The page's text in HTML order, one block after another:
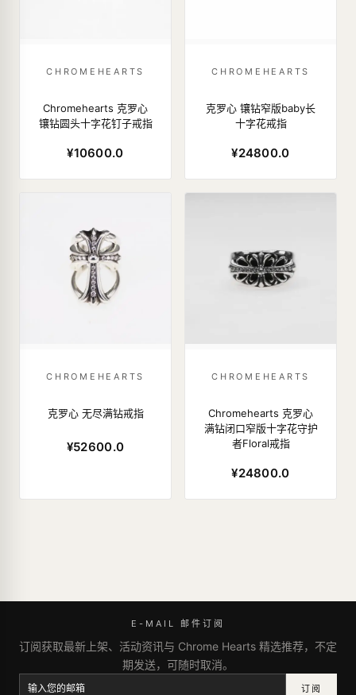
CHROMEHEARTS
Chromehearts 克罗心
镶钻圆头十字花钉子戒指
¥10600.0
CHROMEHEARTS
克罗心 镶钻窄版baby长
十字花戒指
¥24800.0
CHROMEHEARTS
克罗心 无尽满钻戒指
¥52600.0
CHROMEHEARTS
Chromehearts 克罗心
满钻闭口窄版十字花守护
者Floral戒指
¥24800.0
E-MAIL 邮件订阅
订阅获取最新上架、活动资讯与 Chrome Hearts 精选推荐，不定
期发送，可随时取消。
订阅